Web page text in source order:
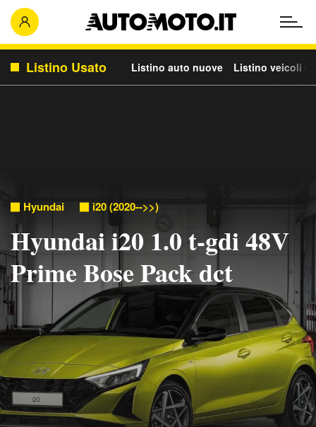
Listino Usato Listino auto nuove Listino veicoli
Hyundai i20 (2020-->>)
Hyundai i20 1.0 t-gdi 48V
Prime Bose Pack dct